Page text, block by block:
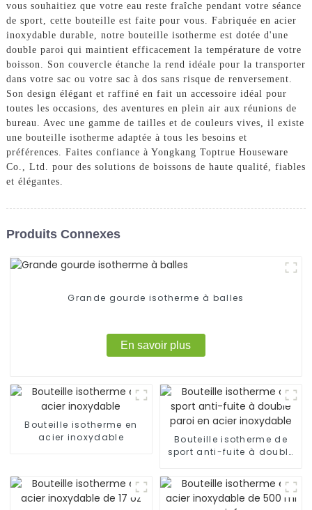
vous souhaitiez que votre eau reste fraîche pendant votre séance
de sport, cette bouteille est faite pour vous. Fabriquée en acier
inoxydable durable, notre bouteille isotherme est dotée d'une
double paroi qui maintient efficacement la température de votre
boisson. Son couvercle étanche la rend idéale pour la transporter
dans votre sac ou votre sac à dos sans risque de renversement.
Son design élégant et raffiné en fait un accessoire idéal pour
toutes les occasions, des aventures en plein air aux réunions de
bureau. Avec une gamme de tailles et de couleurs vives, il existe
une bouteille isotherme adaptée à tous les besoins et
préférences. Faites confiance à Yongkang Toptrue Houseware
Co., Ltd. pour des solutions de boissons de haute qualité, fiables
et élégantes.
Produits Connexes
Grande gourde isotherme à balles
En savoir plus
Bouteille isotherme en
acier inoxydable
Bouteille isotherme de
sport anti-fuite à double